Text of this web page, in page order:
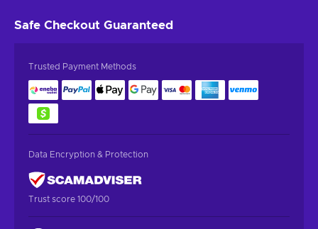
Safe Checkout Guaranteed
Trusted Payment Methods
Data Encryption & Protection
Trust score 100/100